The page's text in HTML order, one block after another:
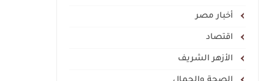
أخبار مصر
اقتصاد
الأزهر الشريف